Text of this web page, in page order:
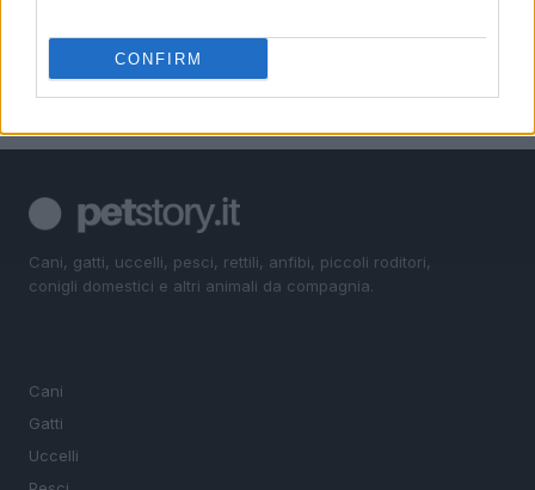
CONFIRM
Cani, gatti, uccelli, pesci, rettili, anfibi, piccoli roditori,
conigli domestici e altri animali da compagnia.
Cani
Gatti
Uccelli